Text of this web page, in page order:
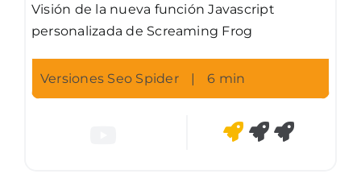
Visión de la nueva función Javascript
personalizada de Screaming Frog
Versiones Seo Spider | 6 min